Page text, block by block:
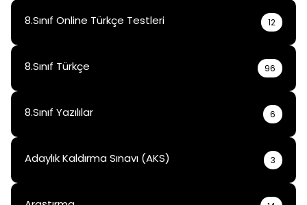
8.Sınıf Online Türkçe Testleri 12
8.Sınıf Türkçe 96
8.Sınıf Yazılılar 6
Adaylık Kaldırma Sınavı (AKS) 3